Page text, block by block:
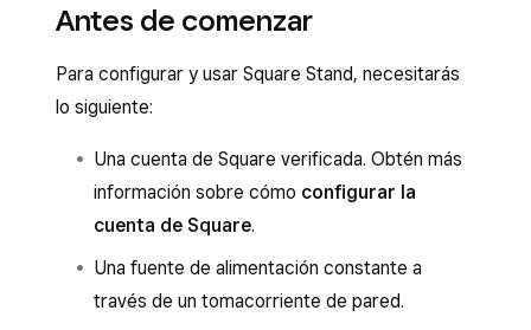
Antes de comenzar
Para configurar y usar Square Stand, necesitarás
lo siguiente:
Una cuenta de Square verificada. Obtén más
información sobre cómo configurar la
cuenta de Square.
Una fuente de alimentación constante a
través de un tomacorriente de pared.